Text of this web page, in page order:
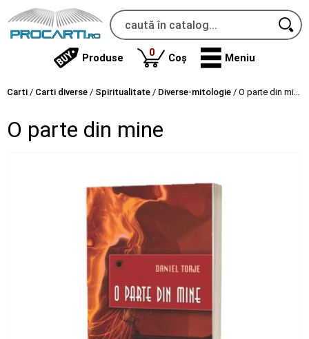
Produse 0produse
Coș Meniu
Carti / Carti diverse / Spiritualitate / Diverse-mitologie / O parte din mine
O parte din mine